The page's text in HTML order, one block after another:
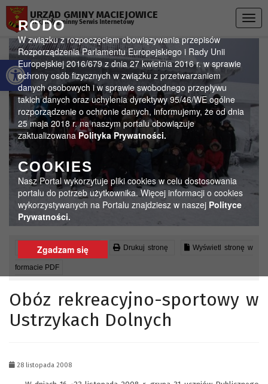
Otwórz pasek narzędzi
RODO
W związku z rozpoczęciem obowiązywania przepisów
Rozporządzenia Parlamentu Europejskiego i Rady Unii
Europejskiej 2016/679 z dnia 27 kwietnia 2016 r. w sprawie
ochrony osób fizycznych w związku z przetwarzaniem
danych osobowych i w sprawie swobodnego przepływu
takich danych oraz uchylenia dyrektywy 95/46/WE ogólne
rozporządzenie o ochronie danych, informujemy, że od dnia
25 maja 2018 r. na naszym portalu obowiązuje
zaktualizowanaPolityka Prywatności.
COOKIES
Nasz Portal wykorzytuje pliki cookies w celu dostosowania
portalu do potrzeb użytkownika. Więcej informacji o cookies
wykorzystywanych na Portalu znajdziesz w naszej Polityce
Prywatności.
Zgadzam się
URZĄD GMINY MACIEJOWICE
Oficjalny gminny Serwis Internetowy
Czytaj artykuł (lektor) Drukuj stronę Wyświetl stronę w
formacie PDF
Obóz rekreacyjno-sportowy w
Ustrzykach Dolnych
28 listopada 2008